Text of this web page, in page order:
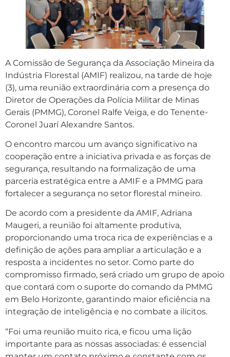
A Comissão de Segurança da Associação Mineira da
Indústria Florestal (AMIF) realizou, na tarde de hoje
(3), uma reunião extraordinária com a presença do
Diretor de Operações da Polícia Militar de Minas
Gerais (PMMG), Coronel Ralfe Veiga, e do Tenente-
Coronel Juarí Alexandre Santos.
O encontro marcou um avanço significativo na
cooperação entre a iniciativa privada e as forças de
segurança, resultando na formalização de uma
parceria estratégica entre a AMIF e a PMMG para
fortalecer a segurança no setor florestal mineiro.
De acordo com a presidente da AMIF, Adriana
Maugeri, a reunião foi altamente produtiva,
proporcionando uma troca rica de experiências e a
definição de ações para ampliar a articulação e a
resposta a incidentes no setor. Como parte do
compromisso firmado, será criado um grupo de apoio
que contará com o suporte do comando da PMMG
em Belo Horizonte, garantindo maior eficiência na
integração de inteligência e no combate a ilícitos.
“Foi uma reunião muito rica, e ficou uma lição
importante para as nossas associadas: é essencial